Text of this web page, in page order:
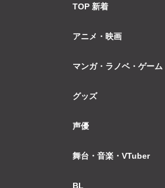
TOP 新着
アニメ・映画
マンガ・ラノベ・ゲーム
グッズ
声優
舞台・音楽・VTuber
BL